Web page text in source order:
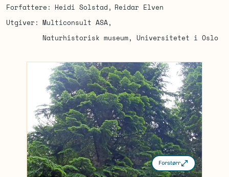
Forfattere Heidi Solstad
Reidar Elven
Utgiver
Multiconsult ASA
Naturhistorisk museum, Universitetet i Oslo
Forstørr